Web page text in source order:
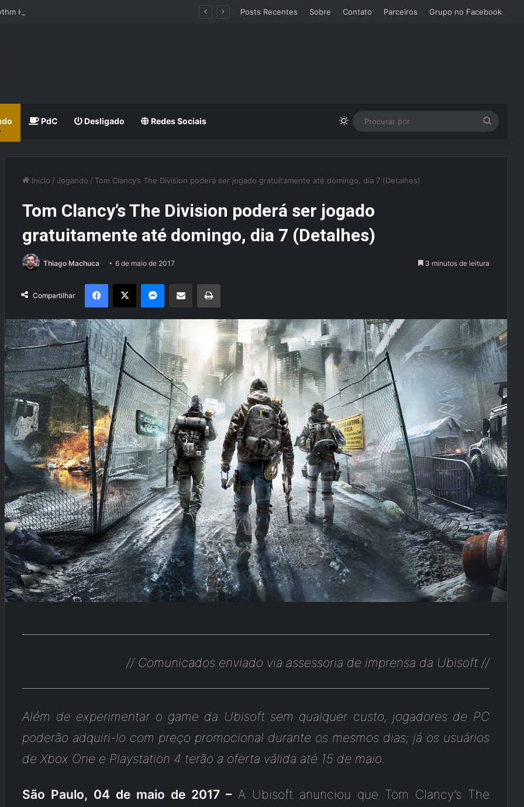
Heaven Groove Posts Recentes Sobre Contato Parceiros Grupo no Facebook
PdC Desligado Redes Sociais Switch skin
Início / Jogando / Tom Clancy’s The Division poderá ser jogado gratuitamente até domingo, dia 7 (Detalhes)
Tom Clancy’s The Division poderá ser jogado
gratuitamente até domingo, dia 7 (Detalhes)
Thiago Machuca 6 de maio de 2017 3 minutos de leitura
Compartilhar
X
// Comunicados enviado via assessoria de imprensa da Ubisoft//
Além de experimentar o game da Ubisoft sem qualquer custo, jogadores de PC
poderão adquiri-lo com preço promocional durante os mesmos dias; já os usuários
de Xbox One e Playstation 4 terão a oferta válida até 15 de maio.
São Paulo, 04 de maio de 2017 – A Ubisoft anunciou que Tom Clancy’s The